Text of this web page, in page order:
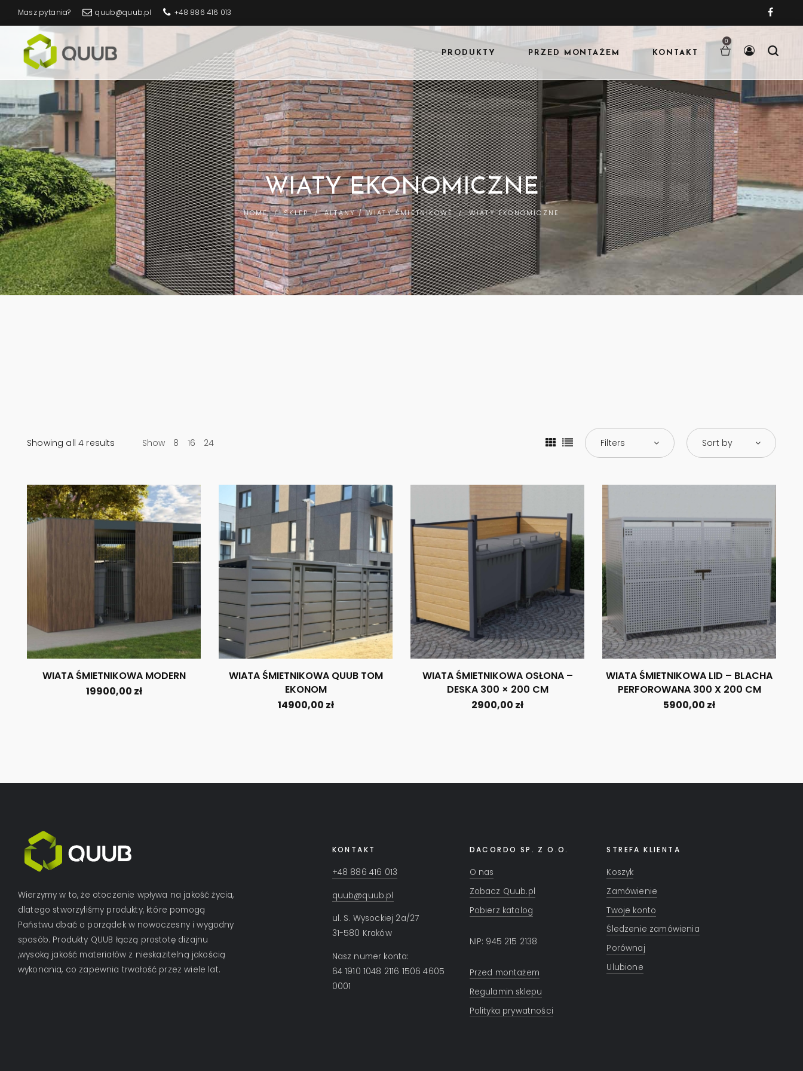
Masz pytania? quub@quub.pl +48 886 416 013
Sklep
Quub
0
PRODUKTY PRZED MONTAŻEM KONTAKT
WIATY EKONOMICZNE
HOME / SKLEP / ALTANY / WIATY ŚMIETNIKOWE / WIATY EKONOMICZNE
Showing all 4 results Show 8 16 24 Filters Sort by
WIATA ŚMIETNIKOWA MODERN
19900,00 zł
WIATA ŚMIETNIKOWA QUUB TOM
EKONOM
14900,00 zł
WIATA ŚMIETNIKOWA OSŁONA –
DESKA 300 × 200 CM
2900,00 zł
WIATA ŚMIETNIKOWA LID – BLACHA
PERFOROWANA 300 X 200 CM
5900,00 zł
Wierzymy w to, że otoczenie wpływa na jakość życia,
dlatego stworzyliśmy produkty, które pomogą
Państwu dbać o porządek w nowoczesny i wygodny
sposób. Produkty QUUB łączą prostotę dizajnu
,wysoką jakość materiałów z nieskazitelną jakością
wykonania, co zapewnia trwałość przez wiele lat.
KONTAKT
+48 886 416 013
quub@quub.pl
ul. S. Wysockiej 2a/27
31-580 Kraków
Nasz numer konta:
64 1910 1048 2116 1506 4605
0001
DACORDO SP. Z O.O.
O nas
Zobacz Quub.pl
Pobierz katalog
NIP: 945 215 2138
Przed montażem
Regulamin sklepu
Polityka prywatności
STREFA KLIENTA
Koszyk
Zamówienie
Twoje konto
Śledzenie zamówienia
Porównaj
Ulubione